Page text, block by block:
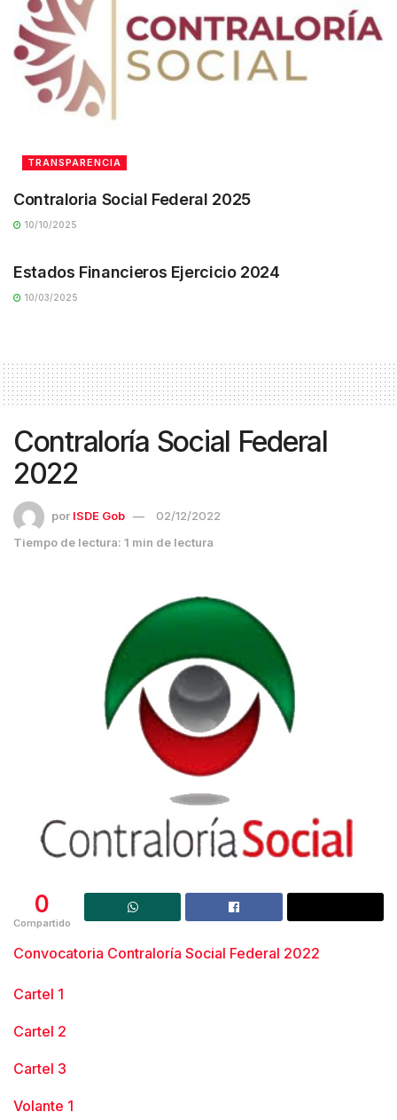
TRANSPARENCIA
Contraloria Social Federal 2025
10/10/2025
Estados Financieros Ejercicio 2024
10/03/2025
Contraloría Social Federal
2022
por ISDE Gob
02/12/2022
Tiempo de lectura: 1 min de lectura
0
Compartido
Convocatoria Contraloría Social Federal 2022
Cartel 1
Cartel 2
Cartel 3
Volante 1